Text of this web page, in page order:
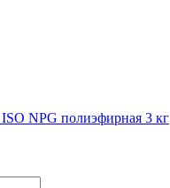
NPG полиэфирная 3 кг